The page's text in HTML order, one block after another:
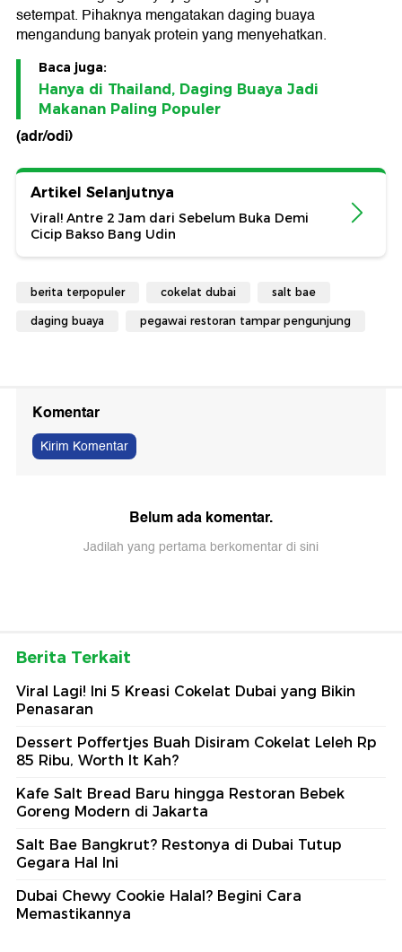
setempat. Pihaknya mengatakan daging buaya
mengandung banyak protein yang menyehatkan.
Baca juga:
Hanya di Thailand, Daging Buaya Jadi
Makanan Paling Populer
(adr/odi)
Artikel Selanjutnya
Viral! Antre 2 Jam dari Sebelum Buka Demi
Cicip Bakso Bang Udin
berita terpopuler cokelat dubai salt bae
daging buaya pegawai restoran tampar pengunjung
Komentar
Kirim Komentar
Belum ada komentar.
Jadilah yang pertama berkomentar di sini
Berita Terkait
Viral Lagi! Ini 5 Kreasi Cokelat Dubai yang Bikin
Penasaran
Dessert Poffertjes Buah Disiram Cokelat Leleh Rp
85 Ribu, Worth It Kah?
Kafe Salt Bread Baru hingga Restoran Bebek
Goreng Modern di Jakarta
Salt Bae Bangkrut? Restonya di Dubai Tutup
Gegara Hal Ini
Dubai Chewy Cookie Halal? Begini Cara
Memastikannya